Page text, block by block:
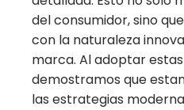
del consumidor, sino
con la naturaleza
marca. Al adoptar
demostramos que
las estrategias